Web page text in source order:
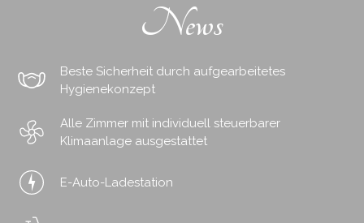
News
Beste Sicherheit durch aufgearbeitetes
Hygienekonzept
Alle Zimmer mit individuell steuerbarer
Klimaanlage ausgestattet
E-Auto-Ladestation